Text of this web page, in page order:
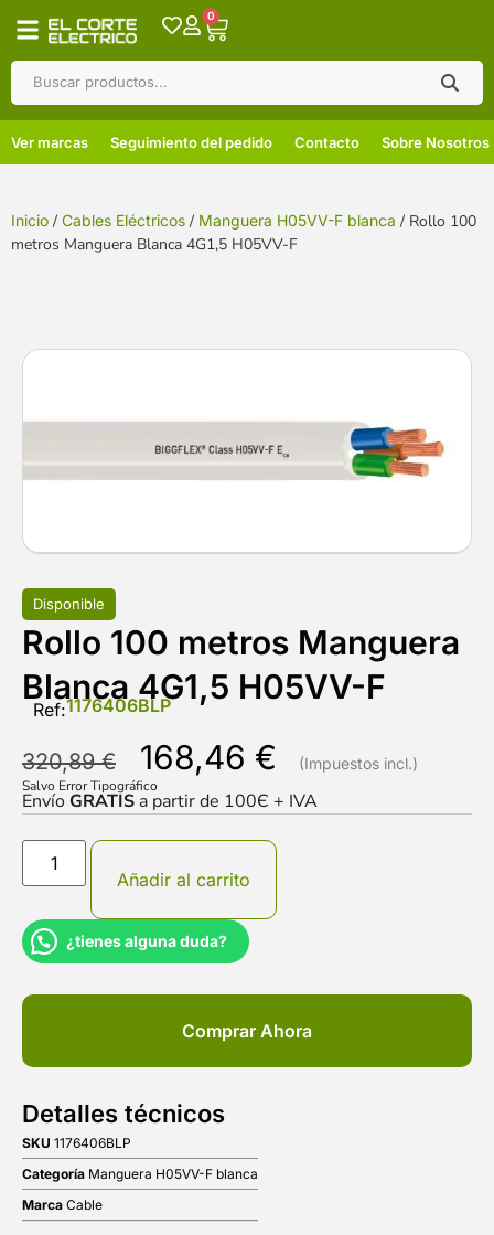
0
Ver marcas Seguimiento del pedido Contacto Sobre Nosotros
Inicio / Cables Eléctricos / Manguera H05VV-F blanca / Rollo 100
metros Manguera Blanca 4G1,5 H05VV-F
Disponible
Rollo 100 metros Manguera
Blanca 4G1,5 H05VV-F
Ref:1176406BLP
320,89€ 168,46 €
Salvo Error Tipográfico
EnvíoGRATIS a partir de 100Є + IVA
Añadir al carrito
¿tienes alguna duda?
Comprar Ahora
Detalles técnicos
SKU 1176406BLP
Categoría Manguera H05VV-F blanca
Marca Cable